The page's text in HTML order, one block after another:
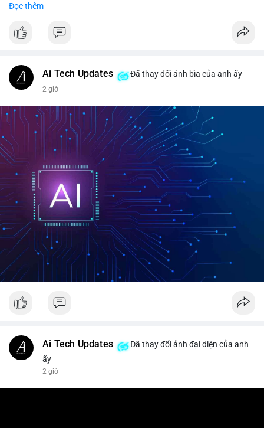
$btc $eth
#vlikevn #titanbot
Đọc thêm
Ai Tech Updates Đã thay đổi ảnh bìa của anh ấy
2 giờ
Ai Tech Updates
Đã thay đổi ảnh đại diện của anh
ấy
2 giờ